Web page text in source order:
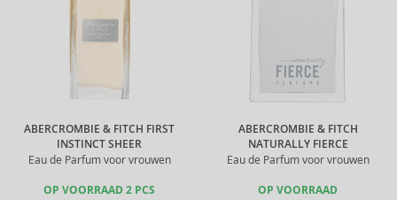
ABERCROMBIE & FITCH FIRST
INSTINCT SHEER
Eau de Parfum voor vrouwen
OP VOORRAAD 2 PCS
ABERCROMBIE & FITCH
NATURALLY FIERCE
Eau de Parfum voor vrouwen
OP VOORRAAD